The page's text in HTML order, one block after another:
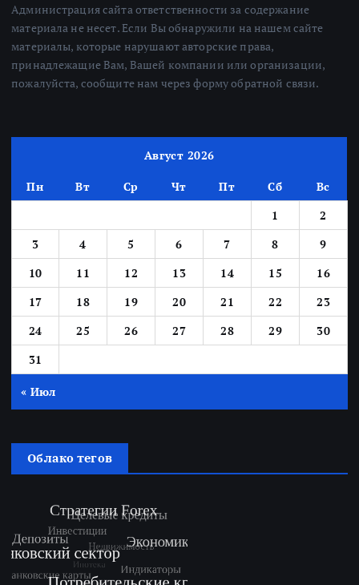
Администрация сайта ответственности за содержание
материала не несет. Если Вы обнаружили на нашем сайте
материалы, которые нарушают авторские права,
принадлежащие Вам, Вашей компании или организации,
пожалуйста, сообщите нам через форму обратной связи.
Август 2026
Пн Вт Ср Чт Пт Сб
Вс
1
2
3
4 5 6 7 8
9
10
11 12 13 14 15
16
17
18 19 20 21 22
23
24
25 26 27 28 29
30
31
« Июл
Облако тегов